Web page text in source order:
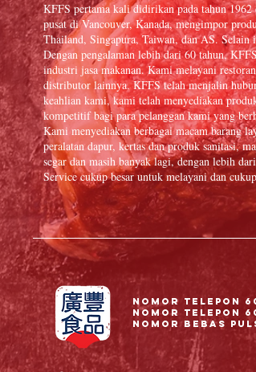
KFFS pertama kali didirikan pada tahun
pusat di Vancouver, Kanada, mengimpor
Thailand, Singapura, Taiwan, dan AS.
Dengan pengalaman lebih dari 60 tahun,
industri jasa makanan. Kami melayani
distributor lainnya. KFFS telah menjalin
keahlian kami, kami telah menyediakan
kompetitif bagi para pelanggan kami yang
Kami menyediakan berbagai macam barang
peralatan dapur, kertas dan produk sanitasi,
segar dan masih banyak lagi, dengan lebih
Service cukup besar untuk melayani dan
Nomor Telepon
Nomor telepon
Nomor Bebas